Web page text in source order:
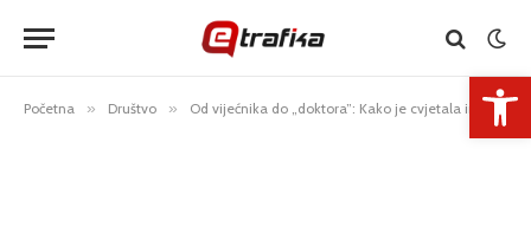
Početna » Društvo » Od vijećnika do „doktora”: Kako je cvjetala industrija lažnih diploma